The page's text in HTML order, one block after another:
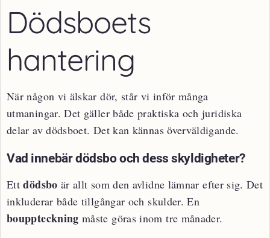
Dödsboets
hantering
När någon vi älskar dör, står vi inför många
utmaningar. Det gäller både praktiska och juridiska
delar av dödsboet. Det kan kännas överväldigande.
Vad innebär dödsbo och dess skyldigheter?
Ettdödsbo är allt som den avlidne lämnar efter sig. Det
inkluderar både tillgångar och skulder. En
bouppteckning måste göras inom tre månader.